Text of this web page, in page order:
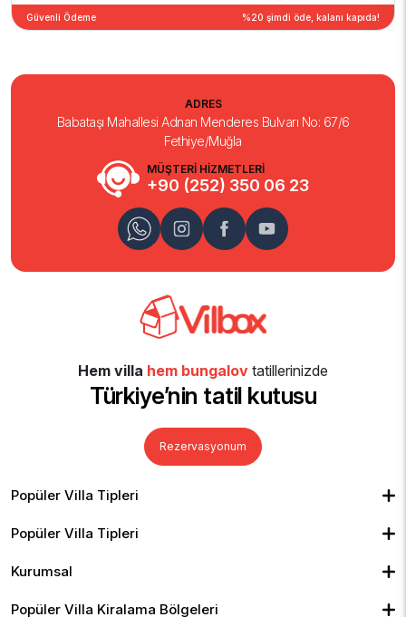
Güvenli Ödeme %20 şimdi öde, kalanı kapıda!
MÜŞTERİ HİZMETLERİ
+90 (252) 350 06 23
ADRES
Babataşı Mahallesi Adnan Menderes Bulvarı No: 67/6
Fethiye/Muğla
Hem villa hem bungalov tatillerinizde
Türkiye’nin tatil kutusu
Rezervasyonum
Popüler Villa Tipleri
Kiralık Bungalov
Kapalı Havuzlu Villalar
Geniş Ailelere Uygun Villalar
Popüler Villa Tipleri
Denize Yakın Villalar
Merkeze Yakın Villalar
Kurumsal
Yorumlar
Popüler Villa Kiralama Bölgeleri